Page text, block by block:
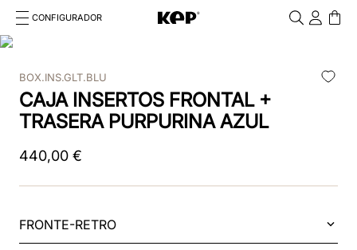
CONFIGURADOR
Cosa stai cercando?
1.cromo
2 .chromo 2 0
3.frontale
4.black
BOX.INS.GLT.BLU
CAJA INSERTOS FRONTAL +
TRASERA PURPURINA AZUL
440,00 €
FRONTE-RETRO